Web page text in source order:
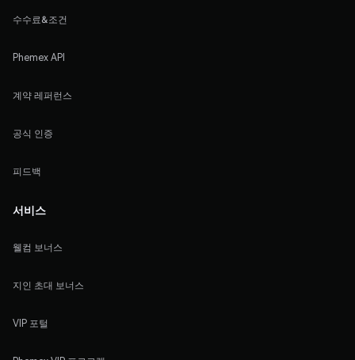
수수료&조건
Phemex API
계약 레퍼런스
공식 인증
피드백
서비스
웰컴 보너스
지인 초대 보너스
VIP 포털